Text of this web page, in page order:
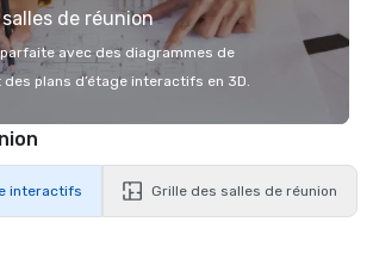
de réunion
avec des diagrammes de
plans d’étage interactifs en 3D.
interactifs Grille des salles de réunion